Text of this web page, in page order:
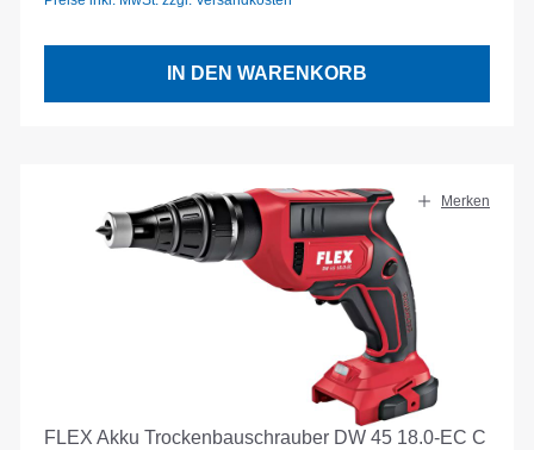
IN DEN WARENKORB
Merken
FLEX Akku Trockenbauschrauber DW 45 18.0-EC C